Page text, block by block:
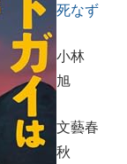
死なず
小林
旭
文藝春
秋